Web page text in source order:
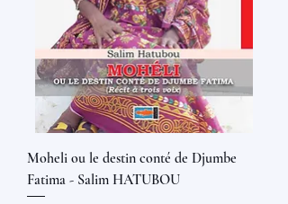
Moheli ou le destin conté de Djumbe
Fatima - Salim HATUBOU